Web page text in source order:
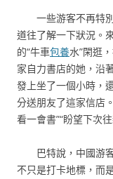
一些游客不再特
道往了解一下狀況。
的“牛車包養水”閑逛
家自力書店的她，沿
發上坐了一個小時，
分送朋友了這家信店
看一會書”“盼望下次
巴特說，中國游
不只是打卡地標，而